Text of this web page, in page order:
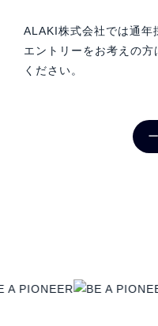
ALAKI株式会社では通年
エントリーをお考えの方
ください。